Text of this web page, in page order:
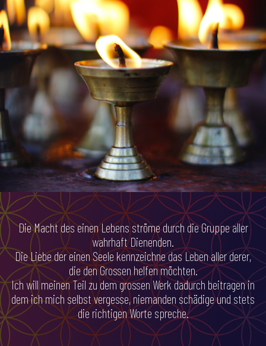
Die Macht des einen Lebens ströme durch die Gruppe aller
wahrhaft Dienenden.
Die Liebe der einen Seele kennzeichne das Leben aller derer,
die den Grossen helfen möchten.
Ich will meinen Teil zu dem grossen Werk dadurch beitragen in
dem ich mich selbst vergesse, niemanden schädige und stets
die richtigen Worte spreche.